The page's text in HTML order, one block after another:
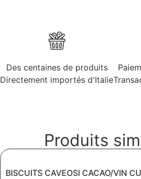
Des centaines de produits
Directement importés d'Italie
Produits
BISCUITS CAVEOSI CACAO/VIN